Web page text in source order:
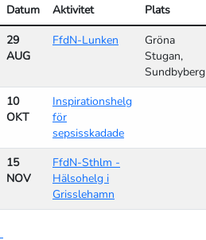
Datum Aktivitet Plats
29
AUG
FfdN-Lunken
Gröna
Stugan,
Sundbyberg
10
OKT
Inspirationshelg
för
sepsisskadade
15
NOV
FfdN-Sthlm -
Hälsohelg i
Grisslehamn